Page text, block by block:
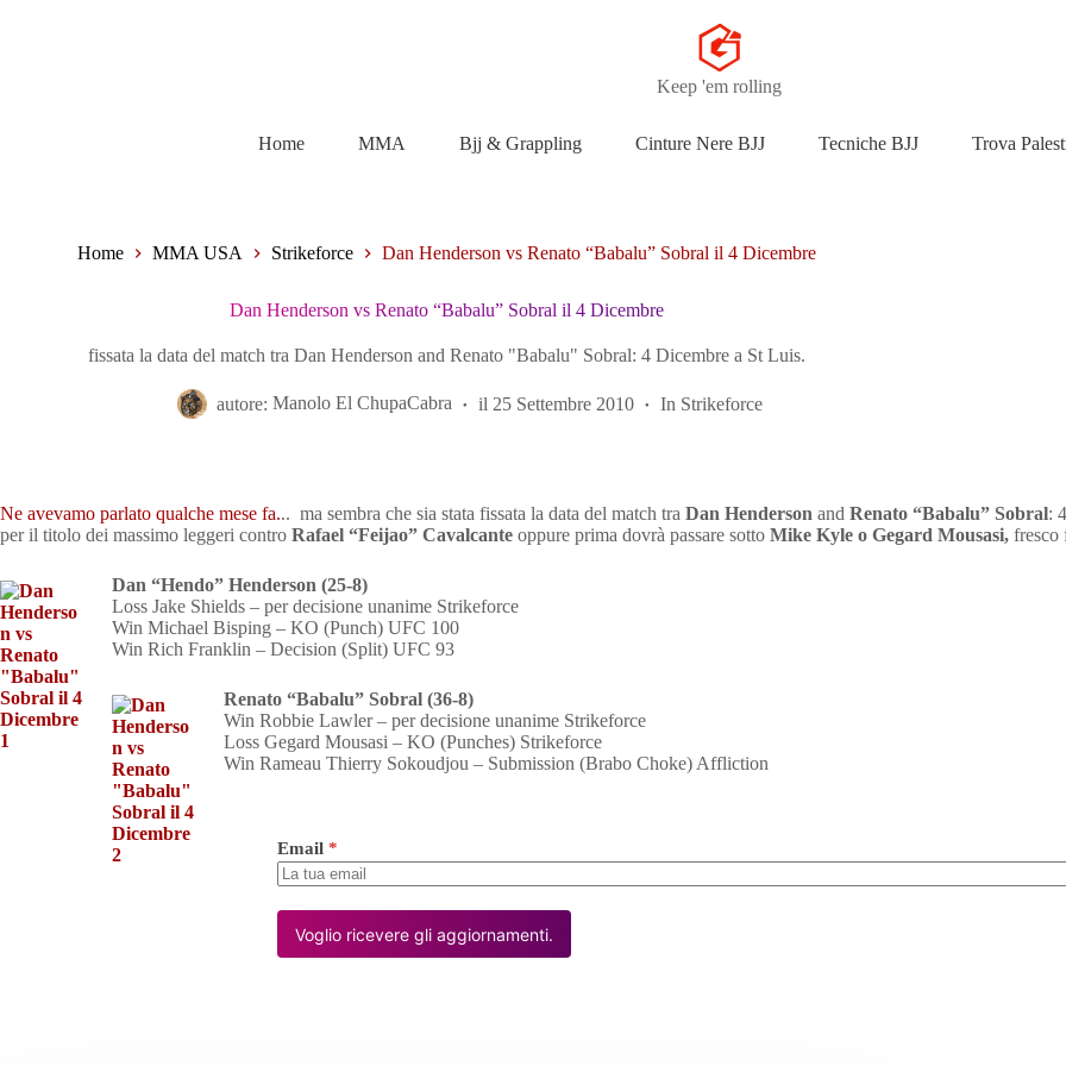
Keep 'em rolling
Home MMA Bjj & Grappling Cinture Nere BJJ Tecniche BJJ Trova
Home MMA USA Strikeforce Dan Henderson vs Renato “Babalu” Sobral il 4 Dicembre
Dan Henderson vs Renato “Babalu” Sobral il 4 Dicembre
fissata la data del match tra Dan Henderson and Renato "Babalu" Sobral: 4 Dicembre a St Luis.
autore: Manolo El ChupaCabra il 25 Settembre 2010 In Strikeforce
Ne avevamo parlato qualche mese fa... ma sembra che sia stata fissata la data del match tra Dan Henderson and Renato “Babalu” Sobral:
per il titolo dei massimo leggeri contro Rafael “Feijao” Cavalcante oppure prima dovrà passare sotto Mike Kyle o Gegard Mousasi, fresco
Dan “Hendo” Henderson (25-8)
Loss Jake Shields – per decisione unanime Strikeforce
Win Michael Bisping – KO (Punch) UFC 100
Win Rich Franklin – Decision (Split) UFC 93
Renato “Babalu” Sobral (36-8)
Win Robbie Lawler – per decisione unanime Strikeforce
Loss Gegard Mousasi – KO (Punches) Strikeforce
Win Rameau Thierry Sokoudjou – Submission (Brabo Choke) Affliction
Email *
Voglio ricevere gli aggiornamenti.